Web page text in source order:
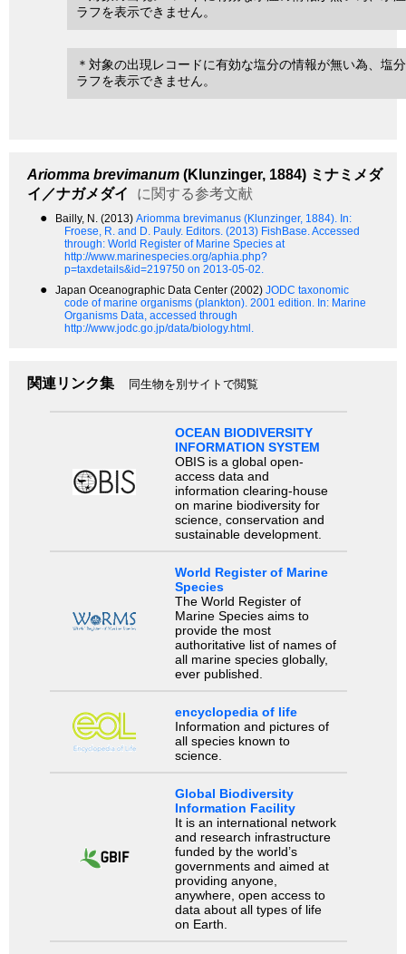
ラフを表示できません。
＊対象の出現レコードに有効な塩分の情報が無い為、塩
ラフを表示できません。
Ariomma brevimanum (Klunzinger, 1884) ミナミメダ
イ／ナガメダイ
に関する参考文献
● Bailly, N. (2013) Ariomma brevimanus (Klunzinger, 1884). In:
Froese, R. and D. Pauly. Editors. (2013) FishBase. Accessed
through: World Register of Marine Species at
http://www.marinespecies.org/aphia.php?
p=taxdetails&id=219750 on 2013-05-02.
● Japan Oceanographic Data Center (2002) JODC taxonomic
code of marine organisms (plankton). 2001 edition. In: Marine
Organisms Data, accessed through
http://www.jodc.go.jp/data/biology.html.
関連リンク集 同生物を別サイトで閲覧
OCEAN BIODIVERSITY
INFORMATION SYSTEM
OBIS is a global open-
access data and
information clearing-house
on marine biodiversity for
science, conservation and
sustainable development.
World Register of Marine
Species
The World Register of
Marine Species aims to
provide the most
authoritative list of names of
all marine species globally,
ever published.
encyclopedia of life
Information and pictures of
all species known to
science.
Global Biodiversity
Information Facility
It is an international network
and research infrastructure
funded by the world’s
governments and aimed at
providing anyone,
anywhere, open access to
data about all types of life
on Earth.